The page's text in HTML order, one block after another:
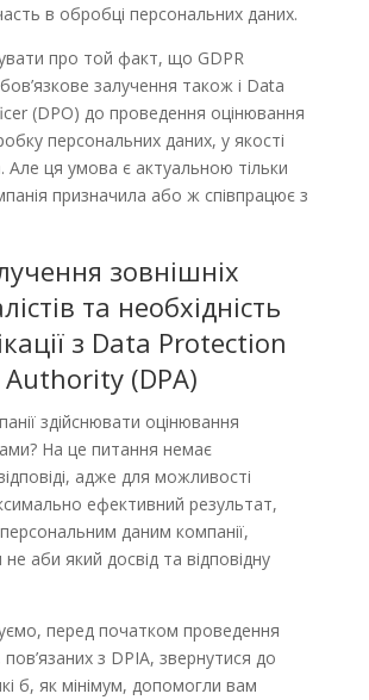
в обробці персональних даних.
про той факт, що GDPR
залучення також і Data
(DPO) до проведення оцінювання
персональних даних, у якості
Але ця умова є актуальною тільки
призначила або ж співпрацює з
зовнішніх
та необхідність
з Data Protection
Authority (DPA)
здійснювати оцінювання
На це питання немає
адже для можливості
ефективний результат,
персональним даним компанії,
аби який досвід та відповідну
перед початком проведення
пов’язаних з DPIA, звернутися до
б, як мінімум, допомогли вам